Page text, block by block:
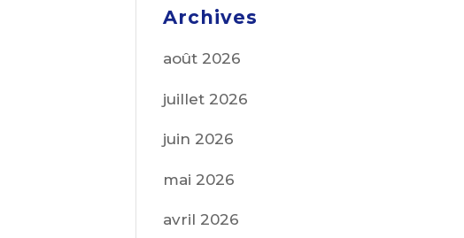
Archives
août 2026
juillet 2026
juin 2026
mai 2026
avril 2026